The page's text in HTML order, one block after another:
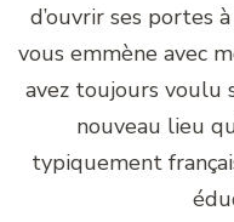
d’ouvrir ses portes
vous emmène avec
avez toujours voulu
nouveau lieu
typiquement